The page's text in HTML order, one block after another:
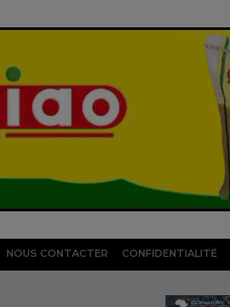
NOUS CONTACTER CONFIDENTIALITÉ